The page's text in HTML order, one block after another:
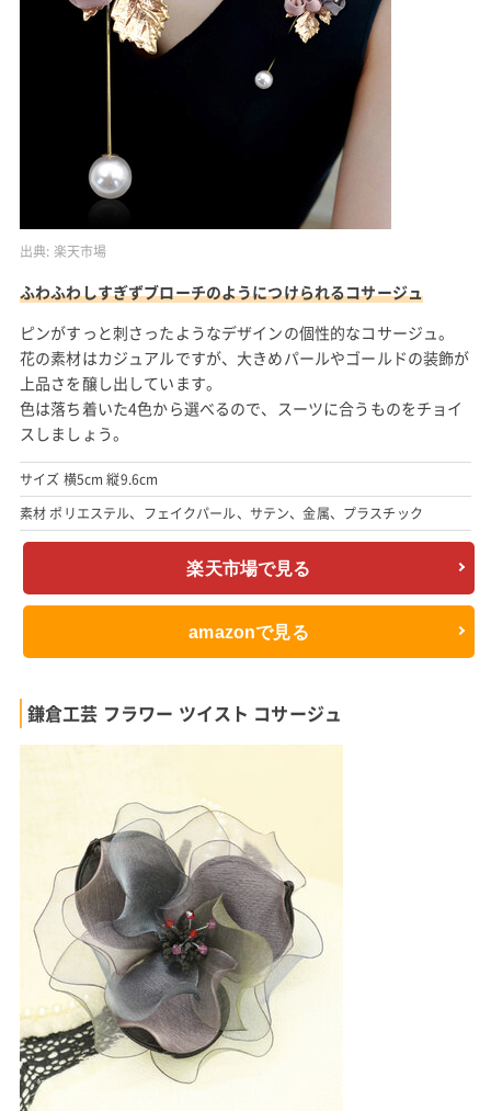
出典: 楽天市場
ふわふわしすぎずブローチのようにつけられるコサージュ
ピンがすっと刺さったようなデザインの個性的なコサージュ。
花の素材はカジュアルですが、大きめパールやゴールドの装飾が
上品さを醸し出しています。
色は落ち着いた4色から選べるので、スーツに合うものをチョイ
スしましょう。
サイズ 横5cm 縦9.6cm
素材 ポリエステル、フェイクパール、サテン、金属、プラスチック
楽天市場で見る
amazonで見る
鎌倉工芸 フラワー ツイスト コサージュ